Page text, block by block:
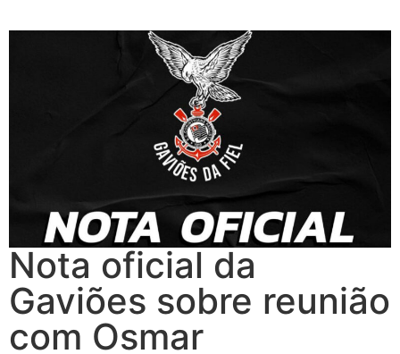
Nota oficial da
Gaviões sobre reunião
com Osmar